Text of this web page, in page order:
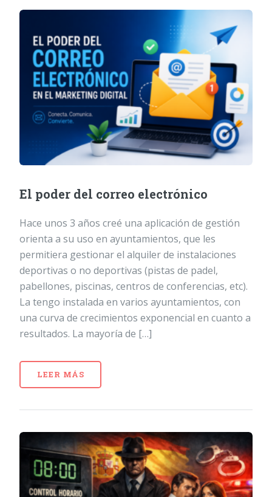
El poder del correo electrónico
Hace unos 3 años creé una aplicación de gestión
orienta a su uso en ayuntamientos, que les
permitiera gestionar el alquiler de instalaciones
deportivas o no deportivas (pistas de padel,
pabellones, piscinas, centros de conferencias, etc).
La tengo instalada en varios ayuntamientos, con
una curva de crecimientos exponencial en cuanto a
resultados. La mayoría de […]
LEER MÁS